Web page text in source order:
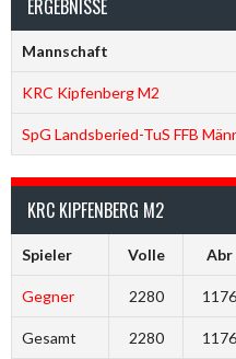
ERGEBNISSE
Mannschaft
KRC Kipfenberg M2
SpG Landsberied-TuS FFB
KRC KIPFENBERG M2
Spieler Volle Abr
Gegner 2280 1176
Gesamt 2280 1176